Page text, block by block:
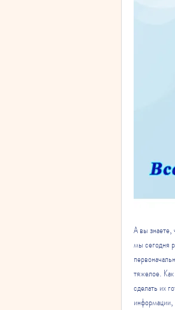
А вы
мы сегодня
тяжелое.
сделать их
информации,